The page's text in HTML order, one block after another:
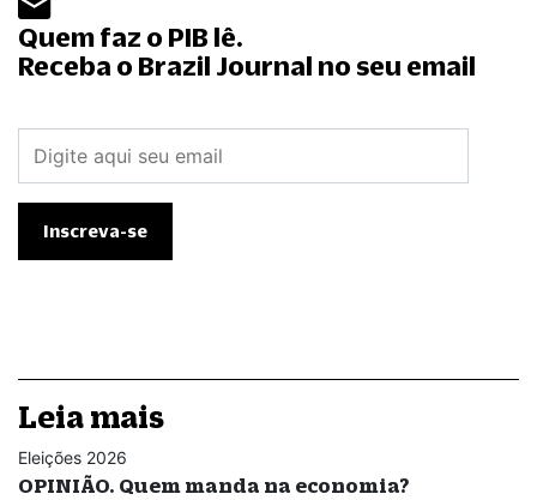
Quem faz o PIB lê.
Receba o Brazil Journal no seu email
Leia mais
Eleições 2026
OPINIÃO. Quem manda na economia?